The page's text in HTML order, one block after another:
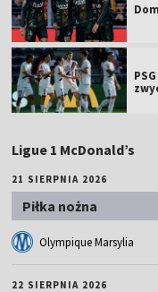
Ligue 1 McDonald’s
21 SIERPNIA 2026
Piłka nożna
Olympique Marsylia
22 SIERPNIA 2026